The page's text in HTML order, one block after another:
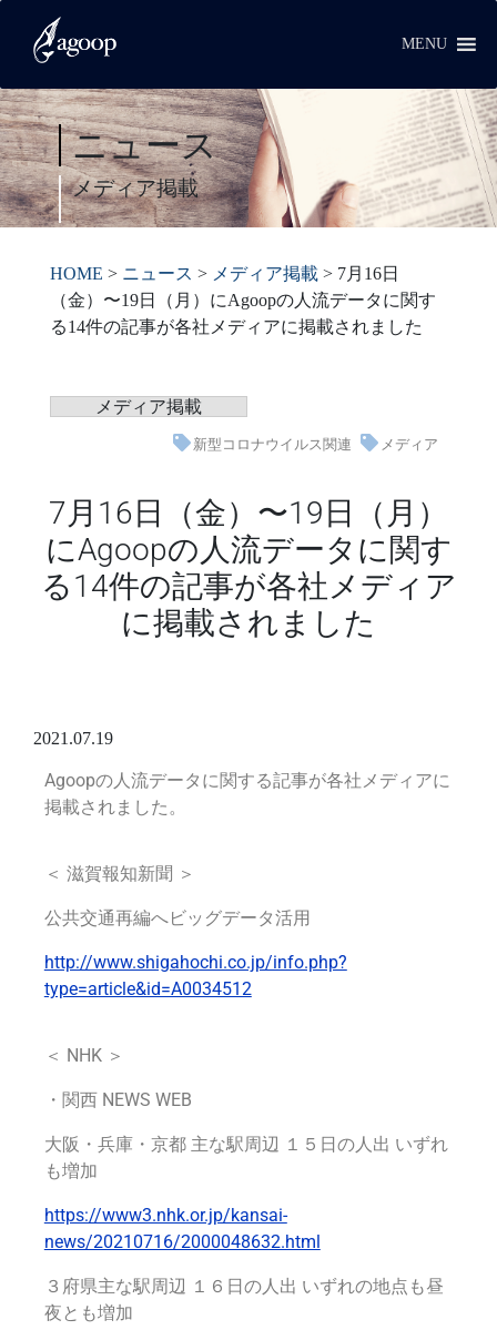
MENU
ニュース
メディア掲載
HOME > ニュース > メディア掲載> 7月16日
（金）〜19日（月）にAgoopの人流データに関す
る14件の記事が各社メディアに掲載されました
メディア掲載
新型コロナウイルス関連 メディア
7月16日（金）〜19日（月）
にAgoopの人流データに関す
る14件の記事が各社メディア
に掲載されました
2021.07.19
Agoopの人流データに関する記事が各社メディアに
掲載されました。
＜ 滋賀報知新聞 ＞
公共交通再編へビッグデータ活用
http://www.shigahochi.co.jp/info.php?
type=article&id=A0034512
＜ NHK＞
・ 関西 NEWS WEB
大阪・兵庫・京都 主な駅周辺 １５日の人出 いずれ
も増加
https://www3.nhk.or.jp/kansai-
news/20210716/2000048632.html
３府県主な駅周辺 １６日の人出 いずれの地点も昼
夜とも増加